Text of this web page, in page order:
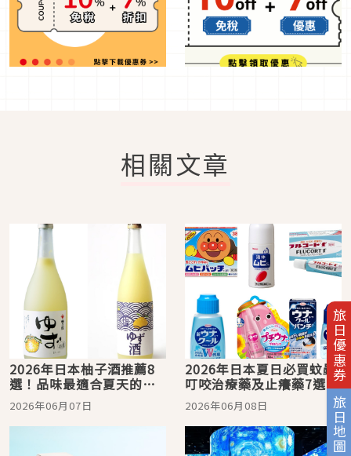
旅日優惠券
旅日地圖
相關文章
2026年日本柚子酒推薦8
選！品味最適合夏天的果
實酒
2026年06月07日
2026年日本夏日必買蚊蟲
叮咬治療藥及止癢藥7選！
夏天出門怎麼可以少得了
它們？
2026年06月08日